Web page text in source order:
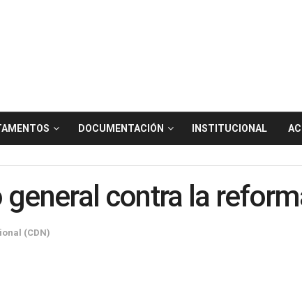
DOCUMENTACIÓN INSTITUCIONAL
general contra la
(CDN)